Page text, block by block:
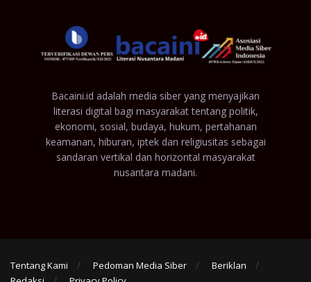
Bacaini.id adalah media siber yang menyajikan
literasi digital bagi masyarakat tentang politik,
ekonomi, sosial, budaya, hukum, pertahanan
keamanan, hiburan, iptek dan religiusitas sebagai
sandaran vertikal dan horizontal masyarakat
nusantara madani.
Tentang Kami Pedoman Media Siber
Beriklan